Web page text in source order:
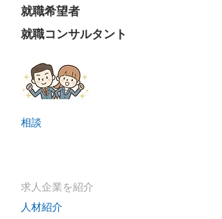
就職希望者
就職コンサルタント
相談
​求人企業を紹介
人材紹介